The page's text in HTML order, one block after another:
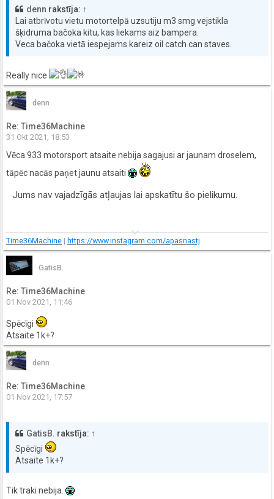
denn rakstīja: ↑
Lai atbrīvotu vietu motortelpā uzsutiju m3 smg vejstikla
šķidruma bačoka kitu, kas liekams aiz bampera.
Veca bačoka vietā iespejams kareiz oil catch can staves.
Really nice
denn
Re: Time36Machine
31 Okt 2021, 18:53
Vēca 933 motorsport atsaite nebija sagajusi ar jaunam droselem,
tāpēc nacās paņet jaunu atsaiti
Jums nav vajadzīgās atļaujas lai apskatītu šo pielikumu.
keyboard_arrow_down
Time36Machine | https://www.instagram.com/apasnastj
GatisB.
Re: Time36Machine
01 Nov 2021, 11:46
Spēcīgi
Atsaite 1k+?
denn
Re: Time36Machine
01 Nov 2021, 17:57
GatisB. rakstīja: ↑
Spēcīgi
Atsaite 1k+?
Tik traki nebija.